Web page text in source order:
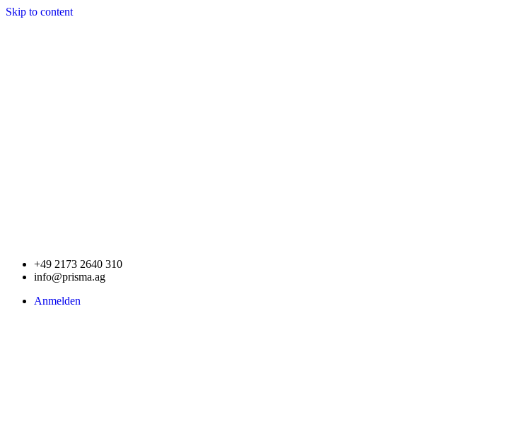
Skip to content
+49 2173 2640 310
info@prisma.ag
Anmelden